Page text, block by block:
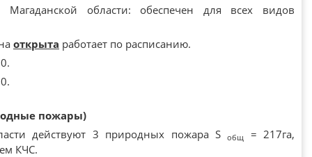
области: обеспечен для всех видов
открыта работает по расписанию.
пожары)
действуют 3 природных пожара Sобщ
= 217га,
КЧС.